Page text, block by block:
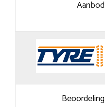
Aanbod
Beoordeling